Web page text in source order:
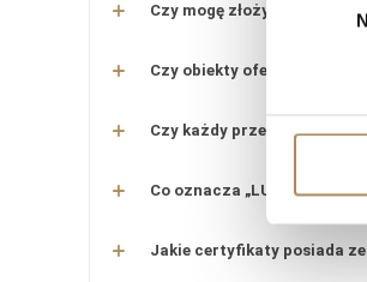
zgody
Czy mogę złożyć
Czy obiekty oferowane
Czy każdy przedmiot
Co oznacza „LUXOS Arts
Jakie certyfikaty posiada